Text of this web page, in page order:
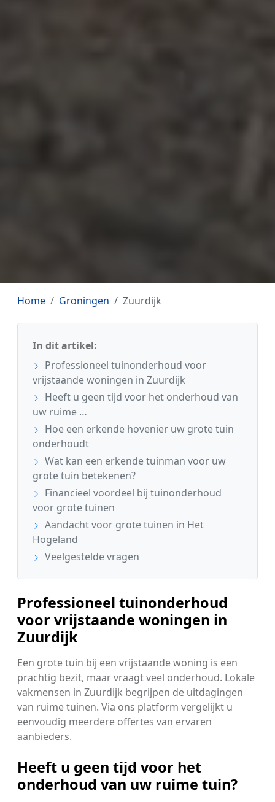
Home Groningen Zuurdijk
In dit artikel:
Professioneel tuinonderhoud voor
vrijstaande woningen in Zuurdijk
Heeft u geen tijd voor het onderhoud van
uw ruime …
Hoe een erkende hovenier uw grote tuin
onderhoudt
Wat kan een erkende tuinman voor uw
grote tuin betekenen?
Financieel voordeel bij tuinonderhoud
voor grote tuinen
Aandacht voor grote tuinen in Het
Hogeland
Veelgestelde vragen
Professioneel tuinonderhoud
voor vrijstaande woningen in
Zuurdijk
Een grote tuin bij een vrijstaande woning is een
prachtig bezit, maar vraagt veel onderhoud. Lokale
vakmensen in Zuurdijk begrijpen de uitdagingen
van ruime tuinen. Via ons platform vergelijkt u
eenvoudig meerdere offertes van ervaren
aanbieders.
Heeft u geen tijd voor het
onderhoud van uw ruime tuin?